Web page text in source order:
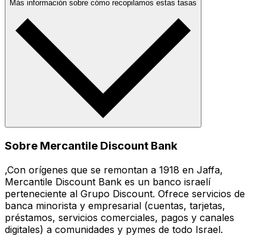
Más información sobre cómo recopilamos estas tasas
Sobre Mercantile Discount Bank
,Con orígenes que se remontan a 1918 en Jaffa,
Mercantile Discount Bank es un banco israelí
perteneciente al Grupo Discount. Ofrece servicios de
banca minorista y empresarial (cuentas, tarjetas,
préstamos, servicios comerciales, pagos y canales
digitales) a comunidades y pymes de todo Israel.